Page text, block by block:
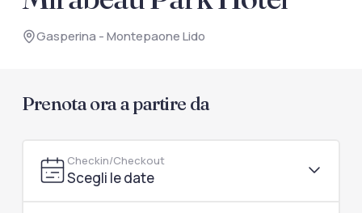
documenti di viaggio.
Accedi / Registrati
Gasperina - Montepaone Lido
Prenota ora a partire da
Checkin/Checkout
Scegli le date